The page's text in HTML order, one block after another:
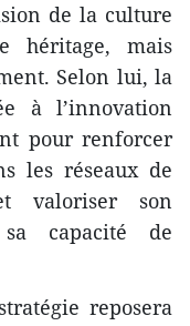
de la culture
héritage, mais
Selon lui, la
à l’innovation
pour renforcer
les réseaux de
valoriser son
capacité de
reposera